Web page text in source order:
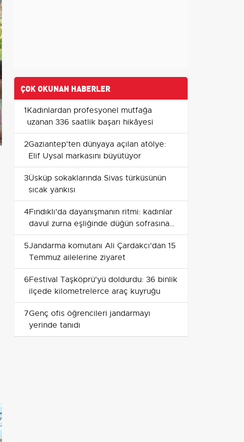
ÇOK OKUNAN HABERLER
1Kadınlardan profesyonel mutfağa
uzanan 336 saatlik başarı hikâyesi
2Gaziantep'ten dünyaya açılan atölye:
Elif Uysal markasını büyütüyor
3Üsküp sokaklarında Sivas türküsünün
sıcak yankısı
4Fındıklı'da dayanışmanın ritmi: kadınlar
davul zurna eşliğinde düğün sofrasına
taşınıyor
5Jandarma komutanı Ali Çardakcı'dan 15
Temmuz ailelerine ziyaret
6Festival Taşköprü'yü doldurdu: 36 binlik
ilçede kilometrelerce araç kuyruğu
7Genç ofis öğrencileri jandarmayı
yerinde tanıdı